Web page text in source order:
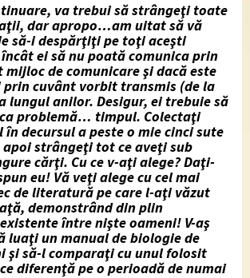
va trebui să strângeţi toate
dar apropo…am uitat să vă
să-i despărţiţi pe toţi aceşti
ei să nu poată comunica prin
de comunicare şi dacă este
prin cuvânt vorbit transmis (de la
lungul anilor. Desigur, ei trebuie să
problemă… timpul. Colectaţi
decursul a peste o mie cinci sute
apoi strângeţi tot ce aveţi sub
cărţi. Cu ce v-aţi alege? Daţi-
eu! Vă veţi alege cu cel mai
de literatură pe care l-aţi văzut
demonstrând din plin
între nişte oameni! V-aş
luaţi un manual de biologie de
şi să-l comparaţi cu unul folosit
diferenţă pe o perioadă de numai